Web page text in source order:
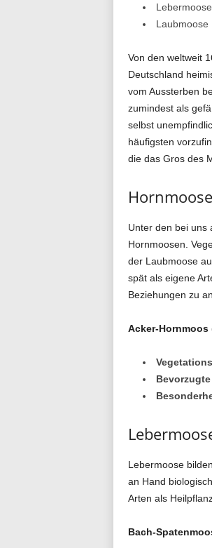
Lebermoose
Laubmoose
Von den weltweit
Deutschland
vom Aussterben
zumindest als
selbst
häufigsten
die das Gros des
Hornmoose
Unter den bei uns
Hornmoosen.
der Laubmoose
spät als eigene
Beziehungen zu
Acker-
Lebermoose
an Hand
Arten als
Bach-